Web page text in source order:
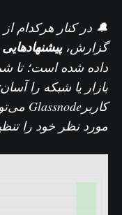
🔔 در کنار هرکدام
گزارش،
داده شده است؛ تا
بازار یا شبکه را
کاربرGlassnode می‌تواند در
مورد نظر خود را